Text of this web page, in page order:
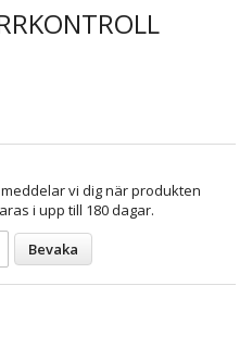
vi dig när produkten
i upp till 180 dagar.
Bevaka